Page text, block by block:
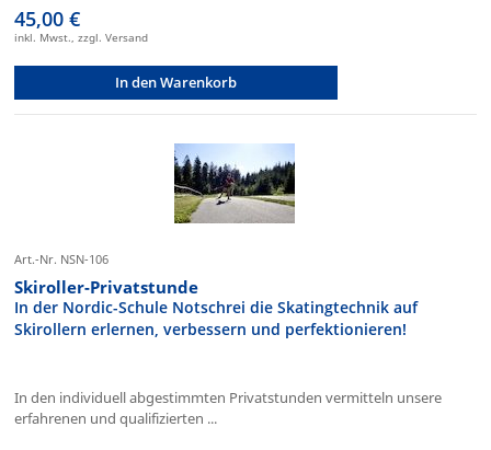
45,00 €
inkl. Mwst., zzgl. Versand
In den Warenkorb
Art.-Nr. NSN-106
Skiroller-Privatstunde
In der Nordic-Schule Notschrei die Skatingtechnik auf
Skirollern erlernen, verbessern und perfektionieren!
In den individuell abgestimmten Privatstunden vermitteln unsere
erfahrenen und qualifizierten ...